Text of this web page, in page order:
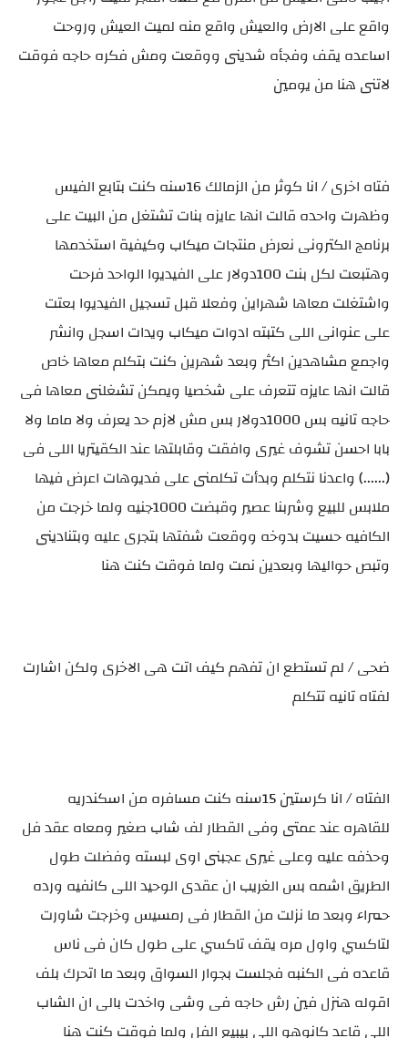
واقع على الارض والعيش واقع منه لميت العيش وروحت
اساعده يقف وفجأه شدينى ووقعت ومش فكره حاجه فوقت
لاتنى هنا من يومين
فتاه اخرى / انا كوثر من الزمالك 16سنه كنت بتابع الفيس
وظهرت واحده قالت انها عايزه بنات تشتغل من البيت على
برنامج الكترونى نعرض منتجات ميكاب وكيفية استخدمها
وهتبعت لكل بنت 100دولار على الفيديوا الواحد فرحت
واشتغلت معاها شهراين وفعلا قبل تسجيل الفيديوا بعتت
على عنوانى اللى كتبته ادوات ميكاب ويدات اسجل وانشر
واجمع مشاهدين اكثر وبعد شهرين كنت بتكلم معاها خاص
قالت انها عايزه تتعرف على شخصيا ويمكن تشغلنى معاها فى
حاجه تانيه بس 1000دولار بس مش لازم حد يعرف ولا ماما ولا
بابا احسن تشوف غيرى وافقت وقابلتها عند الكقيتريا اللى فى
(......) واعدنا نتكلم وبدأت تكلمنى على فديوهات اعرض فيها
ملابس للبيع وشربنا عصير وقبضت 1000جنيه ولما خرجت من
الكافيه حسيت بدوخه ووقعت شفتها بتجرى عليه وبتنادينى
وتبص حواليها وبعدين نمت ولما فوقت كنت هنا
ضحى / لم تستطع ان تفهم كيف اتت هى الاخرى ولكن اشارت
لفتاه تانيه تتكلم
الفتاه / انا كرستين 15سنه كنت مسافره من اسكندريه
للقاهره عند عمتى وفى القطار لف شاب صغير ومعاه عقد فل
وحذفه عليه وعلى غيرى عجبنى اوى لبسته وفضلت طول
الطريق اشمه بس الغريب ان عقدى الوحيد اللى كانفيه ورده
حمراء وبعد ما نزلت من القطار فى رمسيس وخرجت شاورت
لتاكسي واول مره يقف تاكسي على طول كان فى ناس
قاعده فى الكنبه فجلست بجوار السواق وبعد ما اتحرك بلف
اقوله هنزل فين رش حاجه فى وشى واخدت بالى ان الشاب
اللى قاعد كانوهو اللى بيبيع الفل ولما فوقت كنت هنا